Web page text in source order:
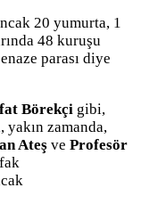
20 yumurta, 1
48 kuruşu
parası diye
Börekçi gibi,
zamanda,
Ateş ve Profesör